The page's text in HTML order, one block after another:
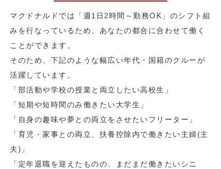
マクドナルドでは「週1日2時間～勤務OK」のシフト組
みを行なっているため、あなたの都合に合わせて働く
ことができます。
そのため、下記のような幅広い年代・国籍のクルーが
活躍しています。
「部活動や学校の授業と両立したい高校生」
「短期や短時間のみ働きたい大学生」
「自身の趣味や夢との両立をさせたいフリーター」
「育児・家事との両立、扶養控除内で働きたい主婦(主
夫)」
「定年退職を迎えたものの、まだまだ働きたいシニ